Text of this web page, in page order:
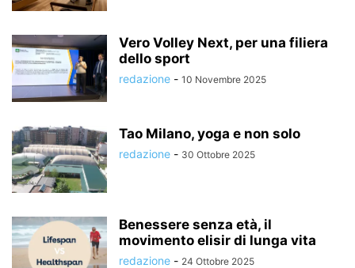
Vero Volley Next, per una filiera
dello sport
redazione - 10 Novembre 2025
Tao Milano, yoga e non solo
redazione - 30 Ottobre 2025
Benessere senza età, il
movimento elisir di lunga vita
redazione - 24 Ottobre 2025